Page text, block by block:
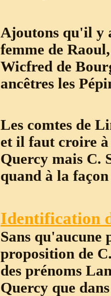
Ajoutons qu'il y
femme de
Wicfred de
ancêtres les
Les comtes de
et il faut croire à
Quercy mais C.
quand à la
Identification
Sans qu'aucune
proposition de
des prénoms
Quercy que